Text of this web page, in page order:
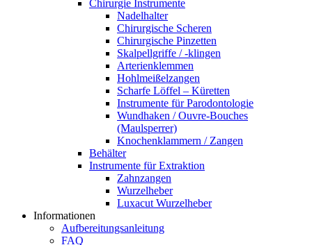
Chirurgie Instrumente
Nadelhalter
Chirurgische Scheren
Chirurgische Pinzetten
Skalpellgriffe / -klingen
Arterienklemmen
Hohlmeißelzangen
Scharfe Löffel – Küretten
Instrumente für Parodontologie
Wundhaken / Ouvre-Bouches
(Maulsperrer)
Knochenklammern / Zangen
Behälter
Instrumente für Extraktion
Zahnzangen
Wurzelheber
Luxacut Wurzelheber
Informationen
Aufbereitungsanleitung
FAQ